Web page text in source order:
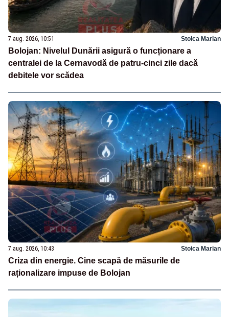
7 aug. 2026, 10:51 Stoica Marian
Bolojan: Nivelul Dunării asigură o funcționare a
centralei de la Cernavodă de patru-cinci zile dacă
debitele vor scădea
7 aug. 2026, 10:43 Stoica Marian
Criza din energie. Cine scapă de măsurile de
raționalizare impuse de Bolojan